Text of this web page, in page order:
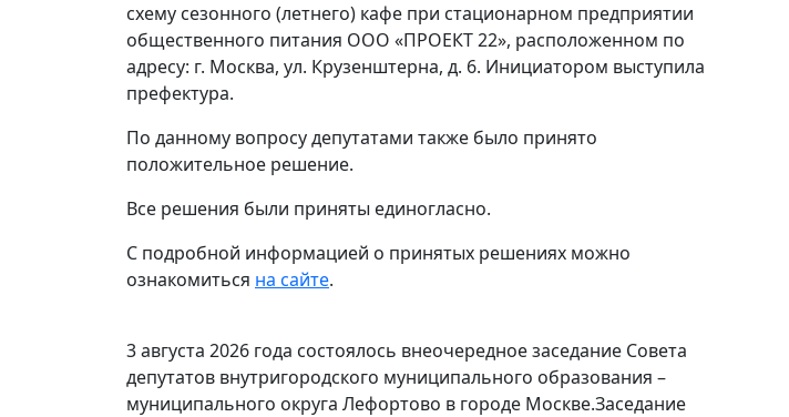
схему сезонного (летнего) кафе при стационарном предприятии
общественного питания ООО «ПРОЕКТ 22», расположенном по
адресу: г. Москва, ул. Крузенштерна, д. 6. Инициатором выступила
префектура.
По данному вопросу депутатами также было принято
положительное решение.
Все решения были приняты единогласно.
С подробной информацией о принятых решениях можно
ознакомиться на сайте.
3 августа 2026 года состоялось внеочередное заседание Совета
депутатов внутригородского муниципального образования –
муниципального округа Лефортово в городе Москве.Заседание